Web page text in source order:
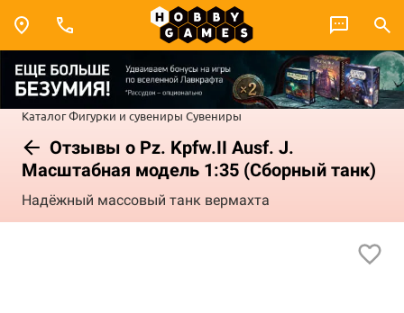
КаталогФигурки и сувениры Сувениры
Отзывы о Pz. Kpfw.II Ausf. J.
Масштабная модель 1:35 (Сборный танк)
Надёжный массовый танк вермахта